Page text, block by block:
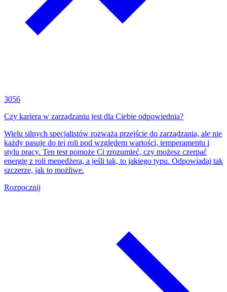
3056
Czy kariera w zarządzaniu jest dla Ciebie odpowiednia?
Wielu silnych specjalistów rozważa przejście do zarządzania, ale nie
każdy pasuje do tej roli pod względem wartości, temperamentu i
stylu pracy. Ten test pomoże Ci zrozumieć, czy możesz czerpać
energię z roli menedżera, a jeśli tak, to jakiego typu. Odpowiadaj tak
szczerze, jak to możliwe.
Rozpocznij